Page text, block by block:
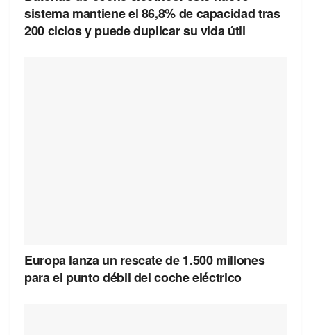
sistema mantiene el 86,8% de capacidad tras
200 ciclos y puede duplicar su vida útil
Europa lanza un rescate de 1.500 millones
para el punto débil del coche eléctrico